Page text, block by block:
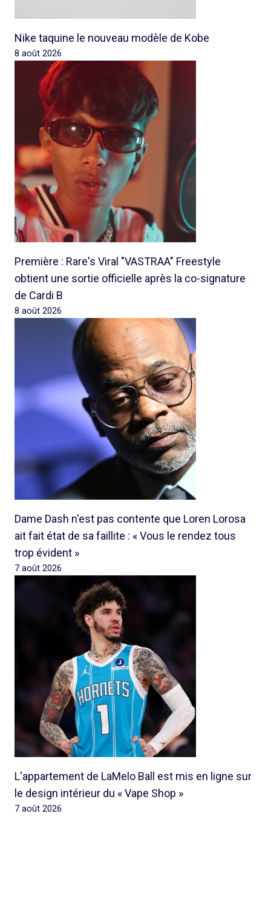
Nike taquine le nouveau modèle de Kobe
8 août 2026
Première : Rare's Viral "VASTRAA" Freestyle
obtient une sortie officielle après la co-signature
de Cardi B
8 août 2026
Dame Dash n'est pas contente que Loren Lorosa
ait fait état de sa faillite : « Vous le rendez tous
trop évident »
7 août 2026
L'appartement de LaMelo Ball est mis en ligne sur
le design intérieur du « Vape Shop »
7 août 2026